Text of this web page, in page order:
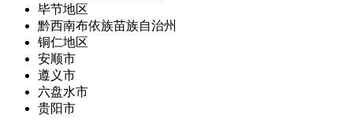
毕节地区
黔西南布依族苗族自治州
铜仁地区
安顺市
遵义市
六盘水市
贵阳市